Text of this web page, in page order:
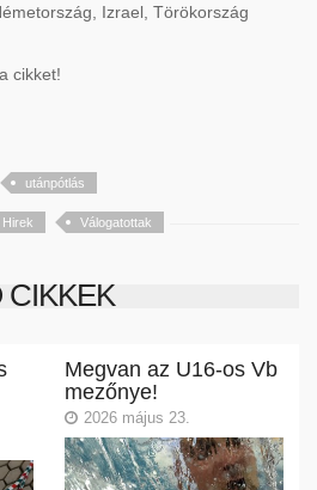
Izrael, Törökország
cikket!
utánpótlás
Hirek Válogatottak
CIKKEK
Megvan az U16-os Vb
mezőnye!
2026 május 23.